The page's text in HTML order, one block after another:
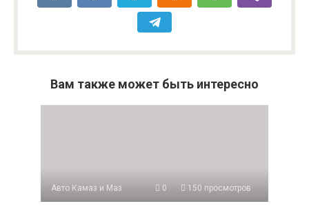
Вам также может быть интересно
Авто Камаз и Маз 0 150 просмотров